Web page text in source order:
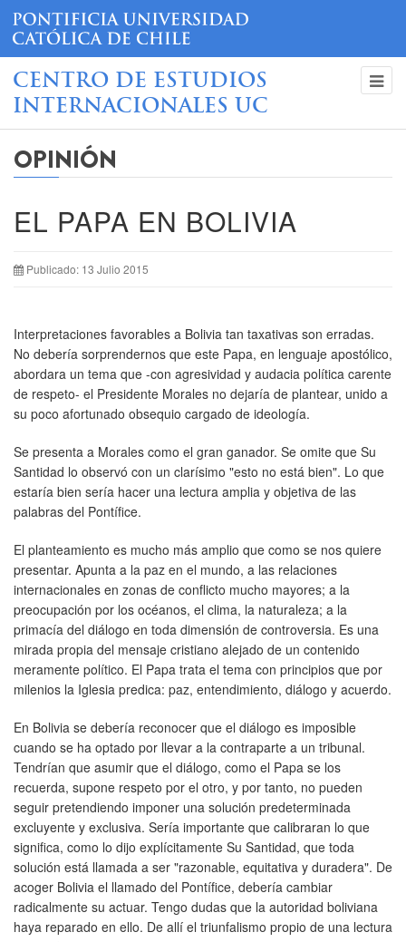
CENTRO DE ESTUDIOS
INTERNACIONALES UC
OPINIÓN
EL PAPA EN BOLIVIA
Publicado: 13 Julio 2015
Interpretaciones favorables a Bolivia tan taxativas son erradas.
No debería sorprendernos que este Papa, en lenguaje apostólico,
abordara un tema que -con agresividad y audacia política carente
de respeto- el Presidente Morales no dejaría de plantear, unido a
su poco afortunado obsequio cargado de ideología.
Se presenta a Morales como el gran ganador. Se omite que Su
Santidad lo observó con un clarísimo "esto no está bien". Lo que
estaría bien sería hacer una lectura amplia y objetiva de las
palabras del Pontífice.
El planteamiento es mucho más amplio que como se nos quiere
presentar. Apunta a la paz en el mundo, a las relaciones
internacionales en zonas de conflicto mucho mayores; a la
preocupación por los océanos, el clima, la naturaleza; a la
primacía del diálogo en toda dimensión de controversia. Es una
mirada propia del mensaje cristiano alejado de un contenido
meramente político. El Papa trata el tema con principios que por
milenios la Iglesia predica: paz, entendimiento, diálogo y acuerdo.
En Bolivia se debería reconocer que el diálogo es imposible
cuando se ha optado por llevar a la contraparte a un tribunal.
Tendrían que asumir que el diálogo, como el Papa se los
recuerda, supone respeto por el otro, y por tanto, no pueden
seguir pretendiendo imponer una solución predeterminada
excluyente y exclusiva. Sería importante que calibraran lo que
significa, como lo dijo explícitamente Su Santidad, que toda
solución está llamada a ser "razonable, equitativa y duradera". De
acoger Bolivia el llamado del Pontífice, debería cambiar
radicalmente su actuar. Tengo dudas que la autoridad boliviana
haya reparado en ello. De allí el triunfalismo propio de una lectura